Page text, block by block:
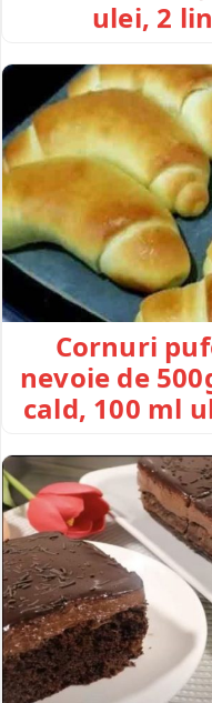
ulei, 2
Cornuri
nevoie de
cald, 100 ml